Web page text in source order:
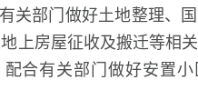
关部门做好土地整理、
上房屋征收及搬迁等相
合有关部门做好安置小